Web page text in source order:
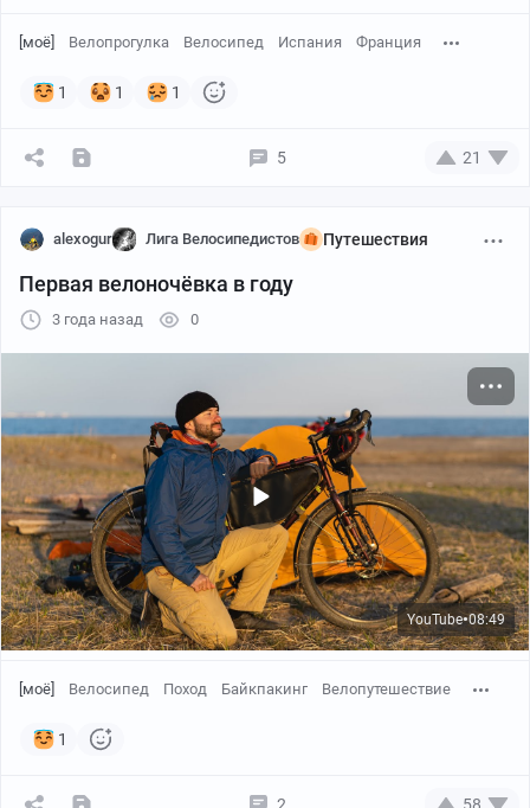
[моё] Велопрогулка Велосипед Испания Франция
1 1 1
5 21
alexogur Лига Велосипедистов Путешествия
Первая велоночёвка в году
3 года назад 0
YouTube●08:49
[моё] Велосипед Поход Байкпакинг Велопутешествие
1
2 58